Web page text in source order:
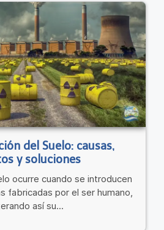
del Suelo: causas,
y soluciones
ocurre cuando se introducen
fabricadas por el ser humano,
así su...